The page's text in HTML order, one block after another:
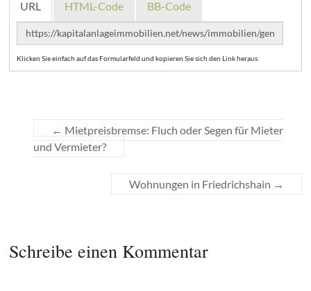
URL HTML-Code BB-Code
Klicken Sie einfach auf das Formularfeld und kopieren Sie sich den Link heraus.
← Mietpreisbremse: Fluch oder Segen für Mieter
und Vermieter?
Wohnungen in Friedrichshain →
Schreibe einen Kommentar